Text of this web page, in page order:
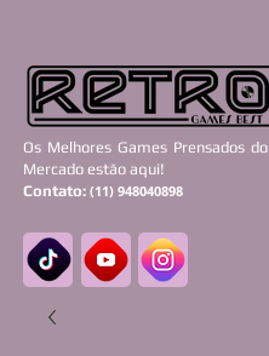
Os Melhores Games Prensados do
Mercado estão aqui!
Contato: (11) 948040898